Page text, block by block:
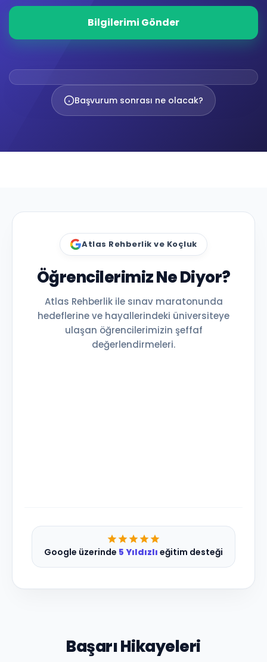
Başvurum sonrası ne olacak?
Atlas Rehberlik ve Koçluk
Öğrencilerimiz Ne Diyor?
Atlas Rehberlik ile sınav maratonunda
hedeflerine ve hayallerindeki üniversiteye
ulaşan öğrencilerimizin şeffaf
değerlendirmeleri.
Google üzerinde 5 Yıldızlı eğitim desteği
Başarı Hikayeleri